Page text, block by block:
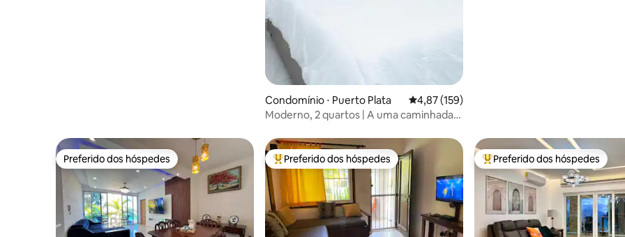
Condomínio ⋅ Puerto Plata 4,87 de uma avaliação média de 5, 159
4,87 (159)
Moderno, 2 quartos | A uma caminhada
Preferido dos hóspedes
Preferido dos hóspedes Entre os melhores preferidos dos hóspedes
Preferido dos hóspedes Entre os melhores preferidos
Preferido dos hóspedes